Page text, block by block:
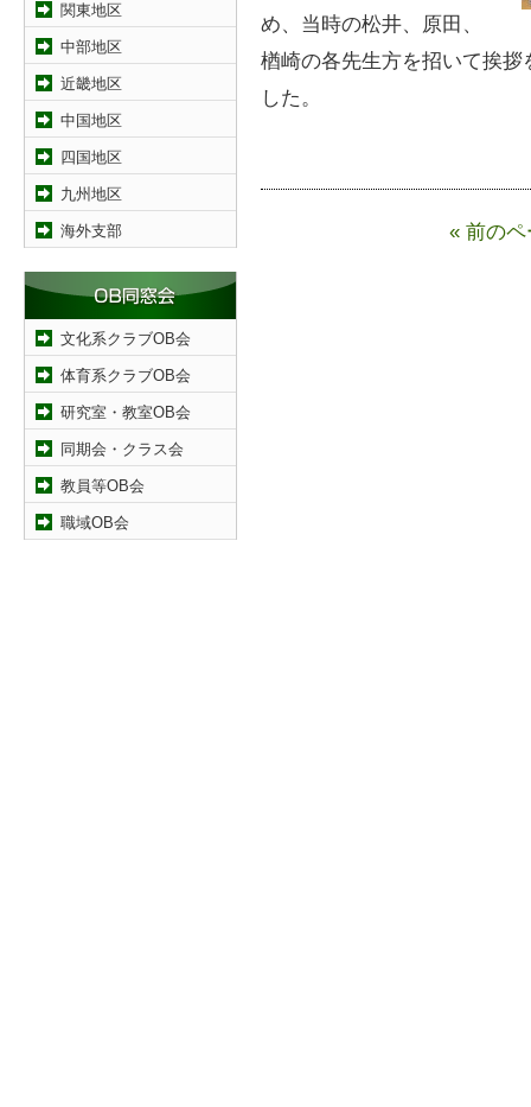
関東地区
中部地区
近畿地区
中国地区
四国地区
九州地区
海外支部
文化系クラブOB会
体育系クラブOB会
研究室・教室OB会
同期会・クラス会
教員等OB会
職域OB会
め、当時の松井、原田、
楢崎の各先生方を招いて挨
した。
« 前のペ